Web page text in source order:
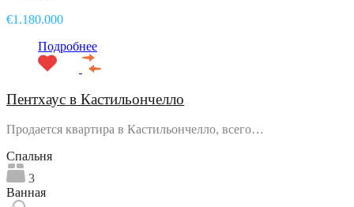
€1.180.000
Подробнее
Пентхаус в Кастильончелло
Продается квартира в Кастильончелло, всего…
Спальня
3
Ванная